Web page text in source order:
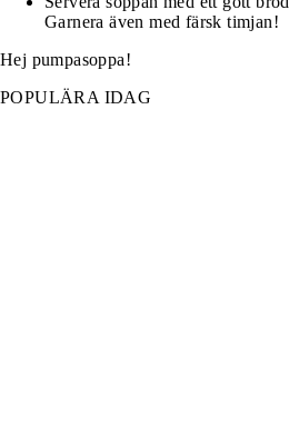
Garnera även med färsk timjan!
Hej pumpasoppa!
POPULÄRA IDAG